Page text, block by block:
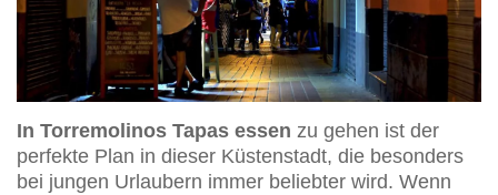
In Torremolinos Tapas essen zu gehen ist der
perfekte Plan in dieser Küstenstadt, die besonders
bei jungen Urlaubern immer beliebter wird. Wenn